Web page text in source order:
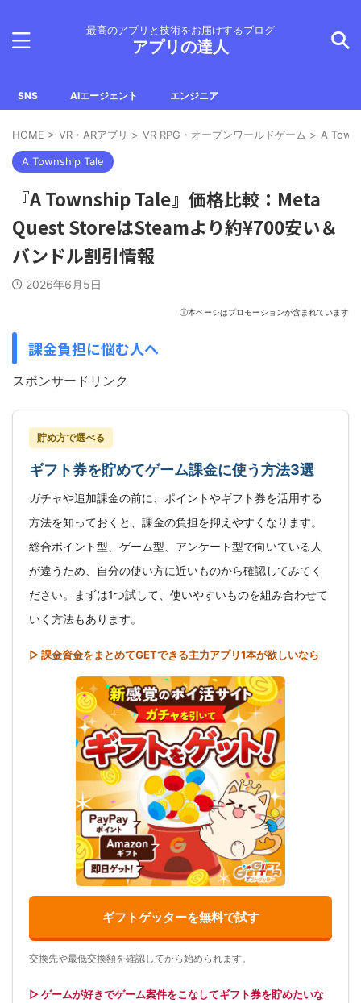
最高のアプリと技術をお届けするブログ
アプリの達人
SNS AIエージェント エンジニア
HOME > VR・ARアプリ > VR RPG・オープンワールドゲーム > A
A Township Tale
『A Township Tale』価格比較：Meta
Quest StoreはSteamより約¥700安い＆
バンドル割引情報
2026年6月5日
ⓘ本ページはプロモーションが含まれています
課金負担に悩む人へ
スポンサードリンク
貯め方で選べる
ギフト券を貯めてゲーム課金に使う方法3選
ガチャや追加課金の前に、ポイントやギフト券を活用する
方法を知っておくと、課金の負担を抑えやすくなります。
総合ポイント型、ゲーム型、アンケート型で向いている人
が違うため、自分の使い方に近いものから確認してみてく
ださい。まずは1つ試して、使いやすいものを組み合わせて
いく方法もあります。
▷ 課金資金をまとめてGETできる主力アプリ1本が欲しいなら
ギフトゲッターを無料で試す
交換先や最低交換額を確認してから始められます。
▷ ゲームが好きでゲーム案件をこなしてギフト券を貯めたいな